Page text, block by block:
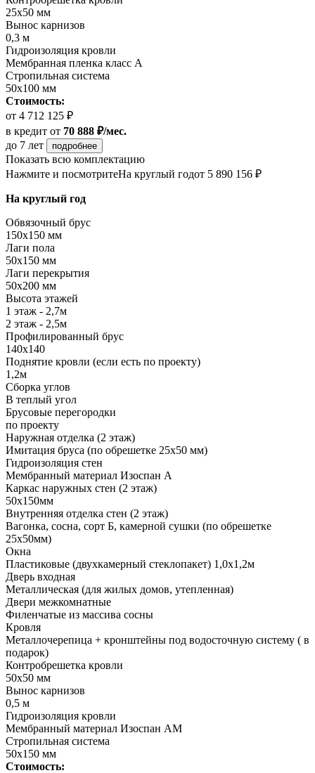
25х50 мм
Вынос карнизов
0,3 м
Гидроизоляция кровли
Мембранная пленка класс А
Стропильная система
50х100 мм
Стоимость:
от 4 712 125 ₽
в кредит от 70 888 ₽/мес.
до 7 лет
подробнее
Показать всю комплектацию
Нажмите и посмотритеНа круглый годот 5 890 156 ₽
На круглый год
Обвязочный брус
150х150 мм
Лаги пола
50х150 мм
Лаги перекрытия
50х200 мм
Высота этажей
1 этаж - 2,7м
2 этаж - 2,5м
Профилированный брус
140х140
Поднятие кровли (если есть по проекту)
1,2м
Сборка углов
В теплый угол
Брусовые перегородки
по проекту
Наружная отделка (2 этаж)
Имитация бруса (по обрешетке 25х50 мм)
Гидроизоляция стен
Мембранный материал Изоспан А
Каркас наружных стен (2 этаж)
50х150мм
Внутренняя отделка стен (2 этаж)
Вагонка, сосна, сорт Б, камерной сушки (по обрешетке
25х50мм)
Окна
Пластиковые (двухкамерный стеклопакет) 1,0х1,2м
Дверь входная
Металлическая (для жилых домов, утепленная)
Двери межкомнатные
Филенчатые из массива сосны
Кровля
Металлочерепица + кронштейны под водосточную систему ( в
подарок)
Контробрешетка кровли
50х50 мм
Вынос карнизов
0,5 м
Гидроизоляция кровли
Мембранный материал Изоспан АМ
Стропильная система
50х150 мм
Стоимость: